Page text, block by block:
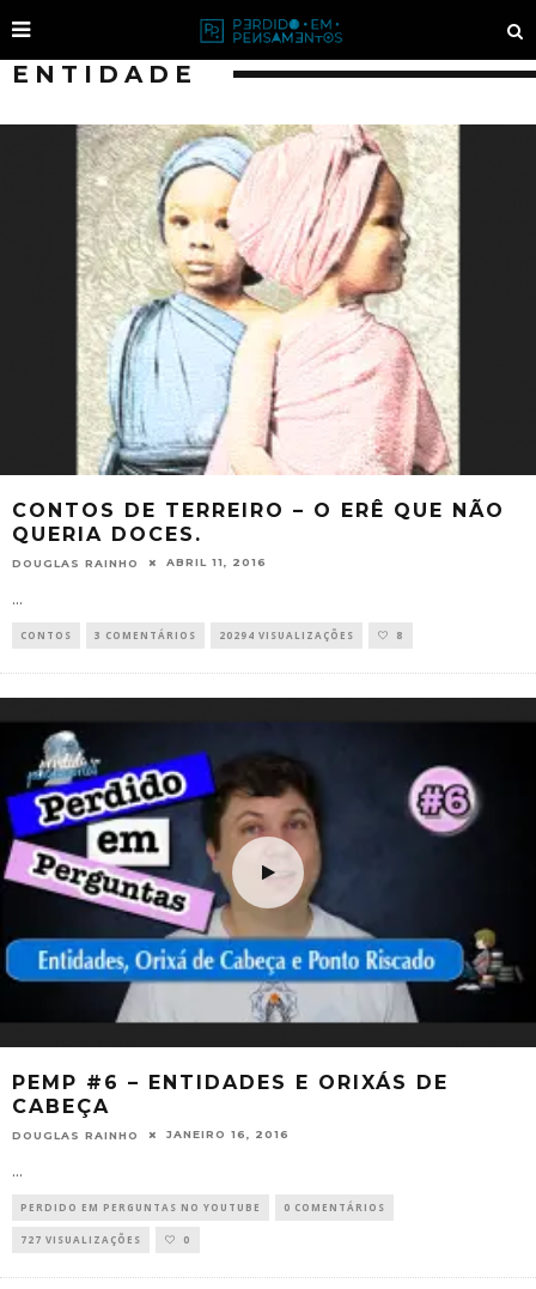
ENTIDADE
CONTOS DE TERREIRO – O ERÊ QUE NÃO
QUERIA DOCES.
DOUGLAS RAINHO ABRIL 11, 2016
...
CONTOS 3 COMENTÁRIOS 20294 VISUALIZAÇÕES 8
PEMP #6 – ENTIDADES E ORIXÁS DE
CABEÇA
DOUGLAS RAINHO JANEIRO 16, 2016
...
PERDIDO EM PERGUNTAS NO YOUTUBE 0 COMENTÁRIOS
727 VISUALIZAÇÕES 0